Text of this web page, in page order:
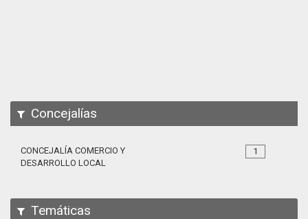
Concejalías
1
CONCEJALÍA COMERCIO Y
DESARROLLO LOCAL
Temáticas